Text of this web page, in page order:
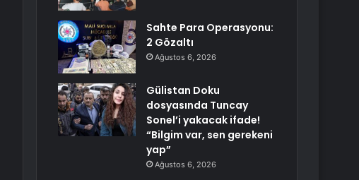
Sahte Para Operasyonu:
2 Gözaltı
Ağustos 6, 2026
Gülistan Doku
dosyasında Tuncay
Sonel’i yakacak ifade!
“Bilgim var, sen gerekeni
yap”
Ağustos 6, 2026